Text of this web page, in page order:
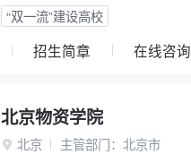
“双一流”建设高校
招生简章 在线咨询
北京物资学院
 北京 主管部门： 北京市